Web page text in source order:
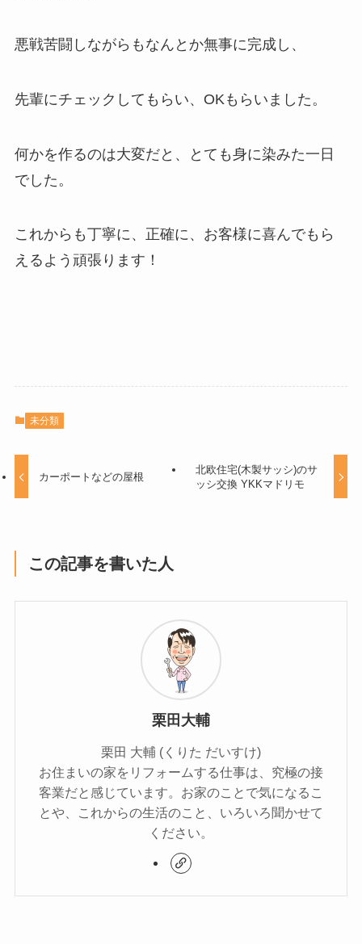
悪戦苦闘しながらもなんとか無事に完成し、
先輩にチェックしてもらい、OKもらいました。
何かを作るのは大変だと、とても身に染みた一日
でした。
これからも丁寧に、正確に、お客様に喜んでもら
えるよう頑張ります！
未分類
カーポートなどの屋根
北欧住宅(木製サッシ)のサ
ッシ交換 YKKマドリモ
この記事を書いた人
栗田大輔
栗田 大輔 (くりた だいすけ)
お住まいの家をリフォームする仕事は、究極の接
客業だと感じています。お家のことで気になるこ
とや、これからの生活のこと、いろいろ聞かせて
ください。